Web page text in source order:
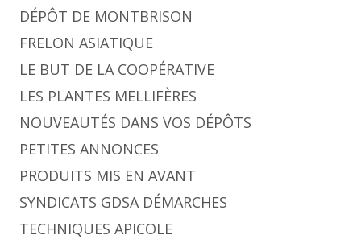
DÉPÔT DE MONTBRISON
FRELON ASIATIQUE
LE BUT DE LA COOPÉRATIVE
LES PLANTES MELLIFÈRES
NOUVEAUTÉS DANS VOS DÉPÔTS
PETITES ANNONCES
PRODUITS MIS EN AVANT
SYNDICATS GDSA DÉMARCHES
TECHNIQUES APICOLE